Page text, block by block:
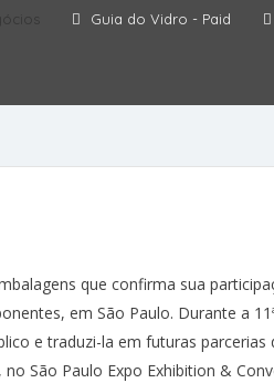
Guia do Vidro - Paid
que confirma sua
em São Paulo. Durante a
e traduzi-la em futuras parcerias
São Paulo Expo Exhibition &